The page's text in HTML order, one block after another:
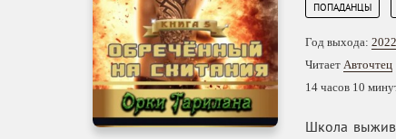
ПОПАДАНЦЫ
Год выхода: 2022
Читает Авточтец
14 часов 10
Школа